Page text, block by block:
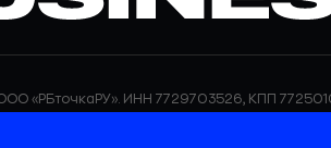
«РБточкаРУ». ИНН 7729703526, КПП